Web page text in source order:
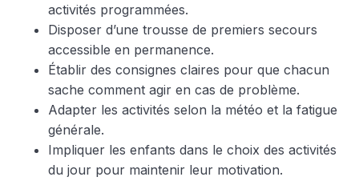
activités programmées.
Disposer d’une trousse de premiers secours
accessible en permanence.
Établir des consignes claires pour que chacun
sache comment agir en cas de problème.
Adapter les activités selon la météo et la fatigue
générale.
Impliquer les enfants dans le choix des activités
du jour pour maintenir leur motivation.